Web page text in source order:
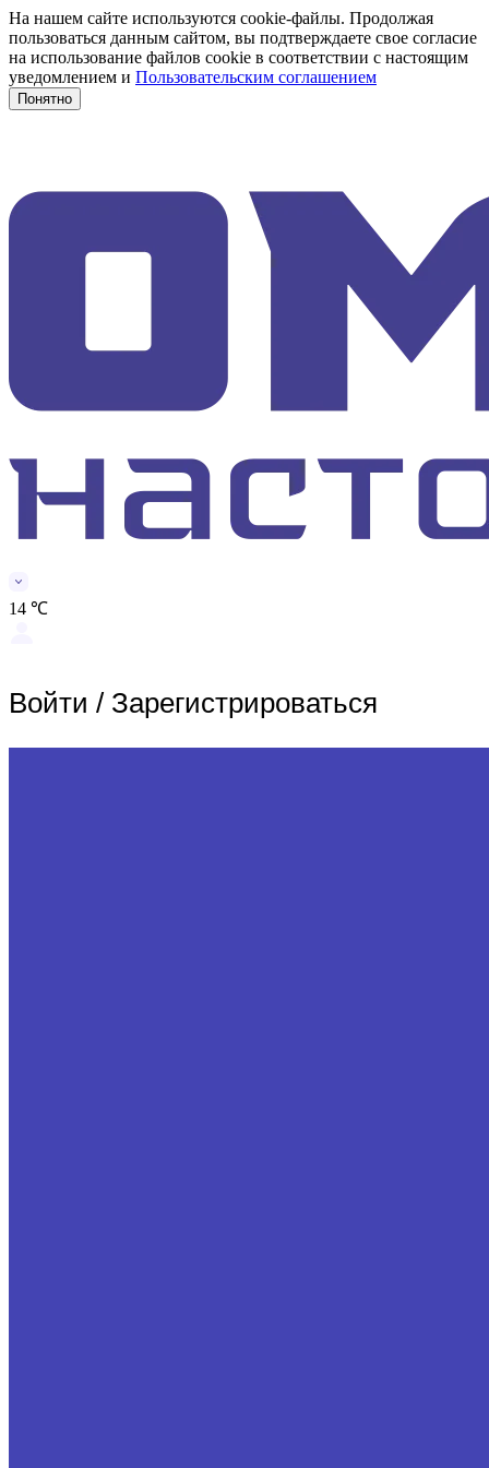
На нашем сайте используются cookie-файлы. Продолжая
пользоваться данным сайтом, вы подтверждаете свое согласие
на использование файлов cookie в соответствии с настоящим
уведомлением и Пользовательским соглашением
Понятно
14 ℃
Войти / Зарегистрироваться